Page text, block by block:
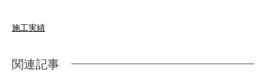
施工実績
関連記事